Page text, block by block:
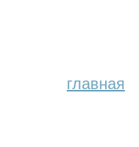
главная